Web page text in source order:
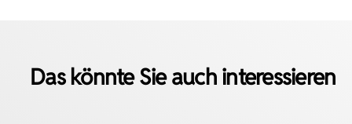
Das könnte Sie auch interessieren